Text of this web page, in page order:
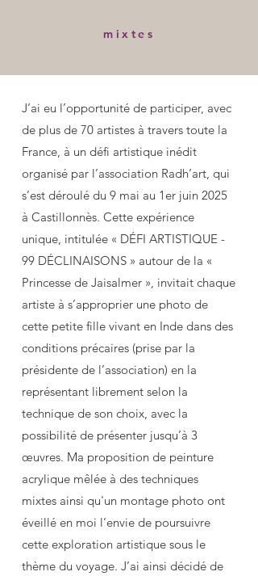
mixtes
J’ai eu l’opportunité de participer, avec
de plus de 70 artistes à travers toute la
France, à un défi artistique inédit
organisé par l’association Radh’art, qui
s’est déroulé du 9 mai au 1er juin 2025
à Castillonnès. Cette expérience
unique, intitulée « DÉFI ARTISTIQUE -
99 DÉCLINAISONS » autour de la «
Princesse de Jaisalmer », invitait chaque
artiste à s’approprier une photo de
cette petite fille vivant en Inde dans des
conditions précaires (prise par la
présidente de l’association) en la
représentant librement selon la
technique de son choix, avec la
possibilité de présenter jusqu’à 3
œuvres. Ma proposition de peinture
acrylique mêlée à des techniques
mixtes ainsi qu'un montage photo ont
éveillé en moi l’envie de poursuivre
cette exploration artistique sous le
thème du voyage. J’ai ainsi décidé de